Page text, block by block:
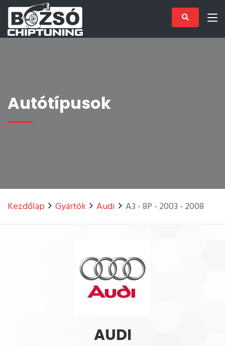
Autótípusok
Kezdőlap Gyártók Audi A3 - 8P - 2003 - 2008
AUDI